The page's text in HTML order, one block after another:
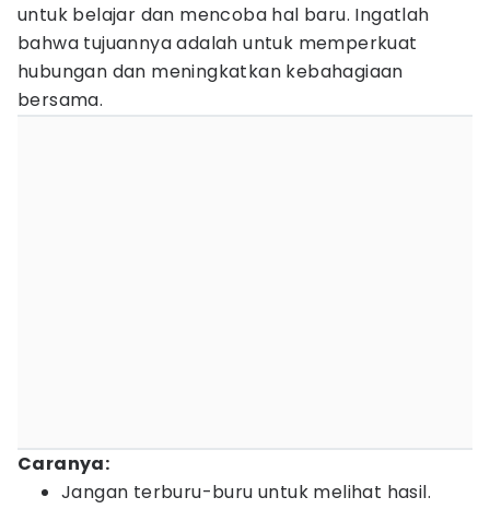
untuk belajar dan mencoba hal baru. Ingatlah
bahwa tujuannya adalah untuk memperkuat
hubungan dan meningkatkan kebahagiaan
bersama.
Caranya:
Jangan terburu-buru untuk melihat hasil.